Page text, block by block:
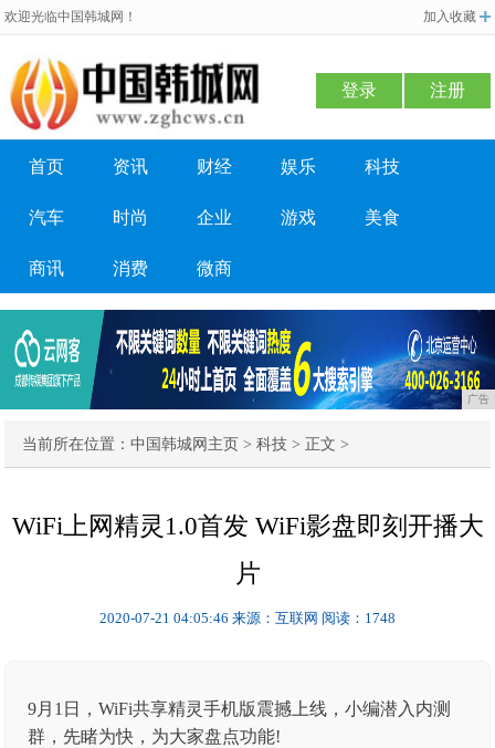
欢迎光临中国韩城网！ 加入收藏
登录 注册
首页 资讯 财经 娱乐 科技
汽车 时尚 企业 游戏 美食
商讯 消费 微商
广告
当前所在位置：中国韩城网主页 >科技 > 正文 >
WiFi上网精灵1.0首发 WiFi影盘即刻开播大
片
2020-07-21 04:05:46 来源：互联网 阅读：1748
9月1日，WiFi共享精灵手机版震撼上线，小编潜入内测
群，先睹为快，为大家盘点功能!